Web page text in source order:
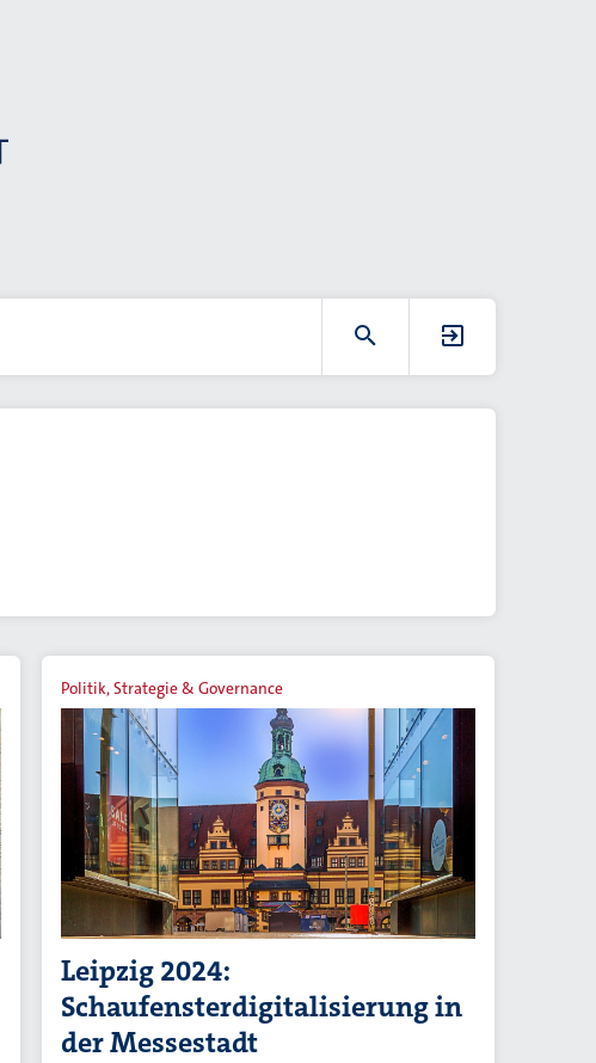
Politik, Strategie & Governance
Leipzig 2024:
Schaufensterdigitalisierung in
der Messestadt